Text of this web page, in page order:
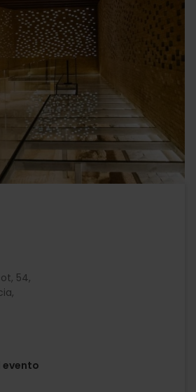
54,
evento